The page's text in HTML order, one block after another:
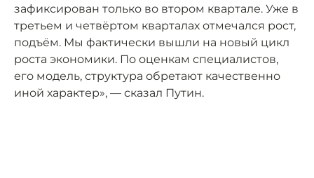
зафиксирован только во втором квартале. Уже в
третьем и четвёртом кварталах отмечался рост,
подъём. Мы фактически вышли на новый цикл
роста экономики. По оценкам специалистов,
его модель, структура обретают качественно
иной характер», — сказал Путин.